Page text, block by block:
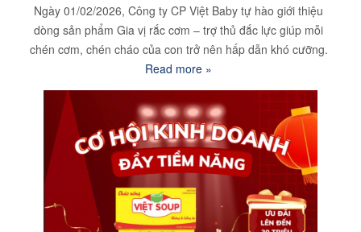
Ngày 01/02/2026, Công ty CP Việt Baby tự hào giới thiệu
dòng sản phẩm Gia vị rắc cơm – trợ thủ đắc lực giúp mỗi
chén cơm, chén cháo của con trở nên hấp dẫn khó cưỡng.
Read more »